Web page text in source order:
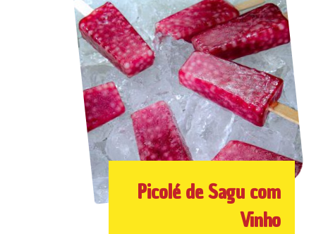
Picolé de Sagu com
Vinho